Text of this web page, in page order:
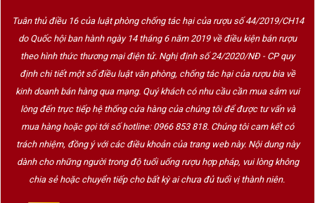
Tuân thủ điều 16 của luật phòng chống tác hại của rượu số 44/2019/CH14
do Quốc hội ban hành ngày 14 tháng 6 năm 2019 về điều kiện bán rượu
theo hình thức thương mại điện tử. Nghị định số 24/2020/NĐ - CP quy
định chi tiết một số điều luật văn phòng, chống tác hại của rượu bia về
kinh doanh bán hàng qua mạng. Quý khách có nhu cầu cần mua sắm vui
lòng đến trực tiếp hệ thống cửa hàng của chúng tôi để được tư vấn và
mua hàng hoặc gọi tới số hotline: 0966 853 818. Chúng tôi cam kết có
trách nhiệm, đồng ý với các điều khoản của trang web này. Nội dung này
dành cho những người trong độ tuổi uống rượu hợp pháp, vui lòng không
chia sẻ hoặc chuyển tiếp cho bất kỳ ai chưa đủ tuổi vị thành niên.